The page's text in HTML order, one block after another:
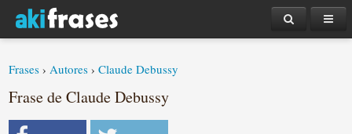
Frases ›Autores ›Claude Debussy
Frase de Claude Debussy